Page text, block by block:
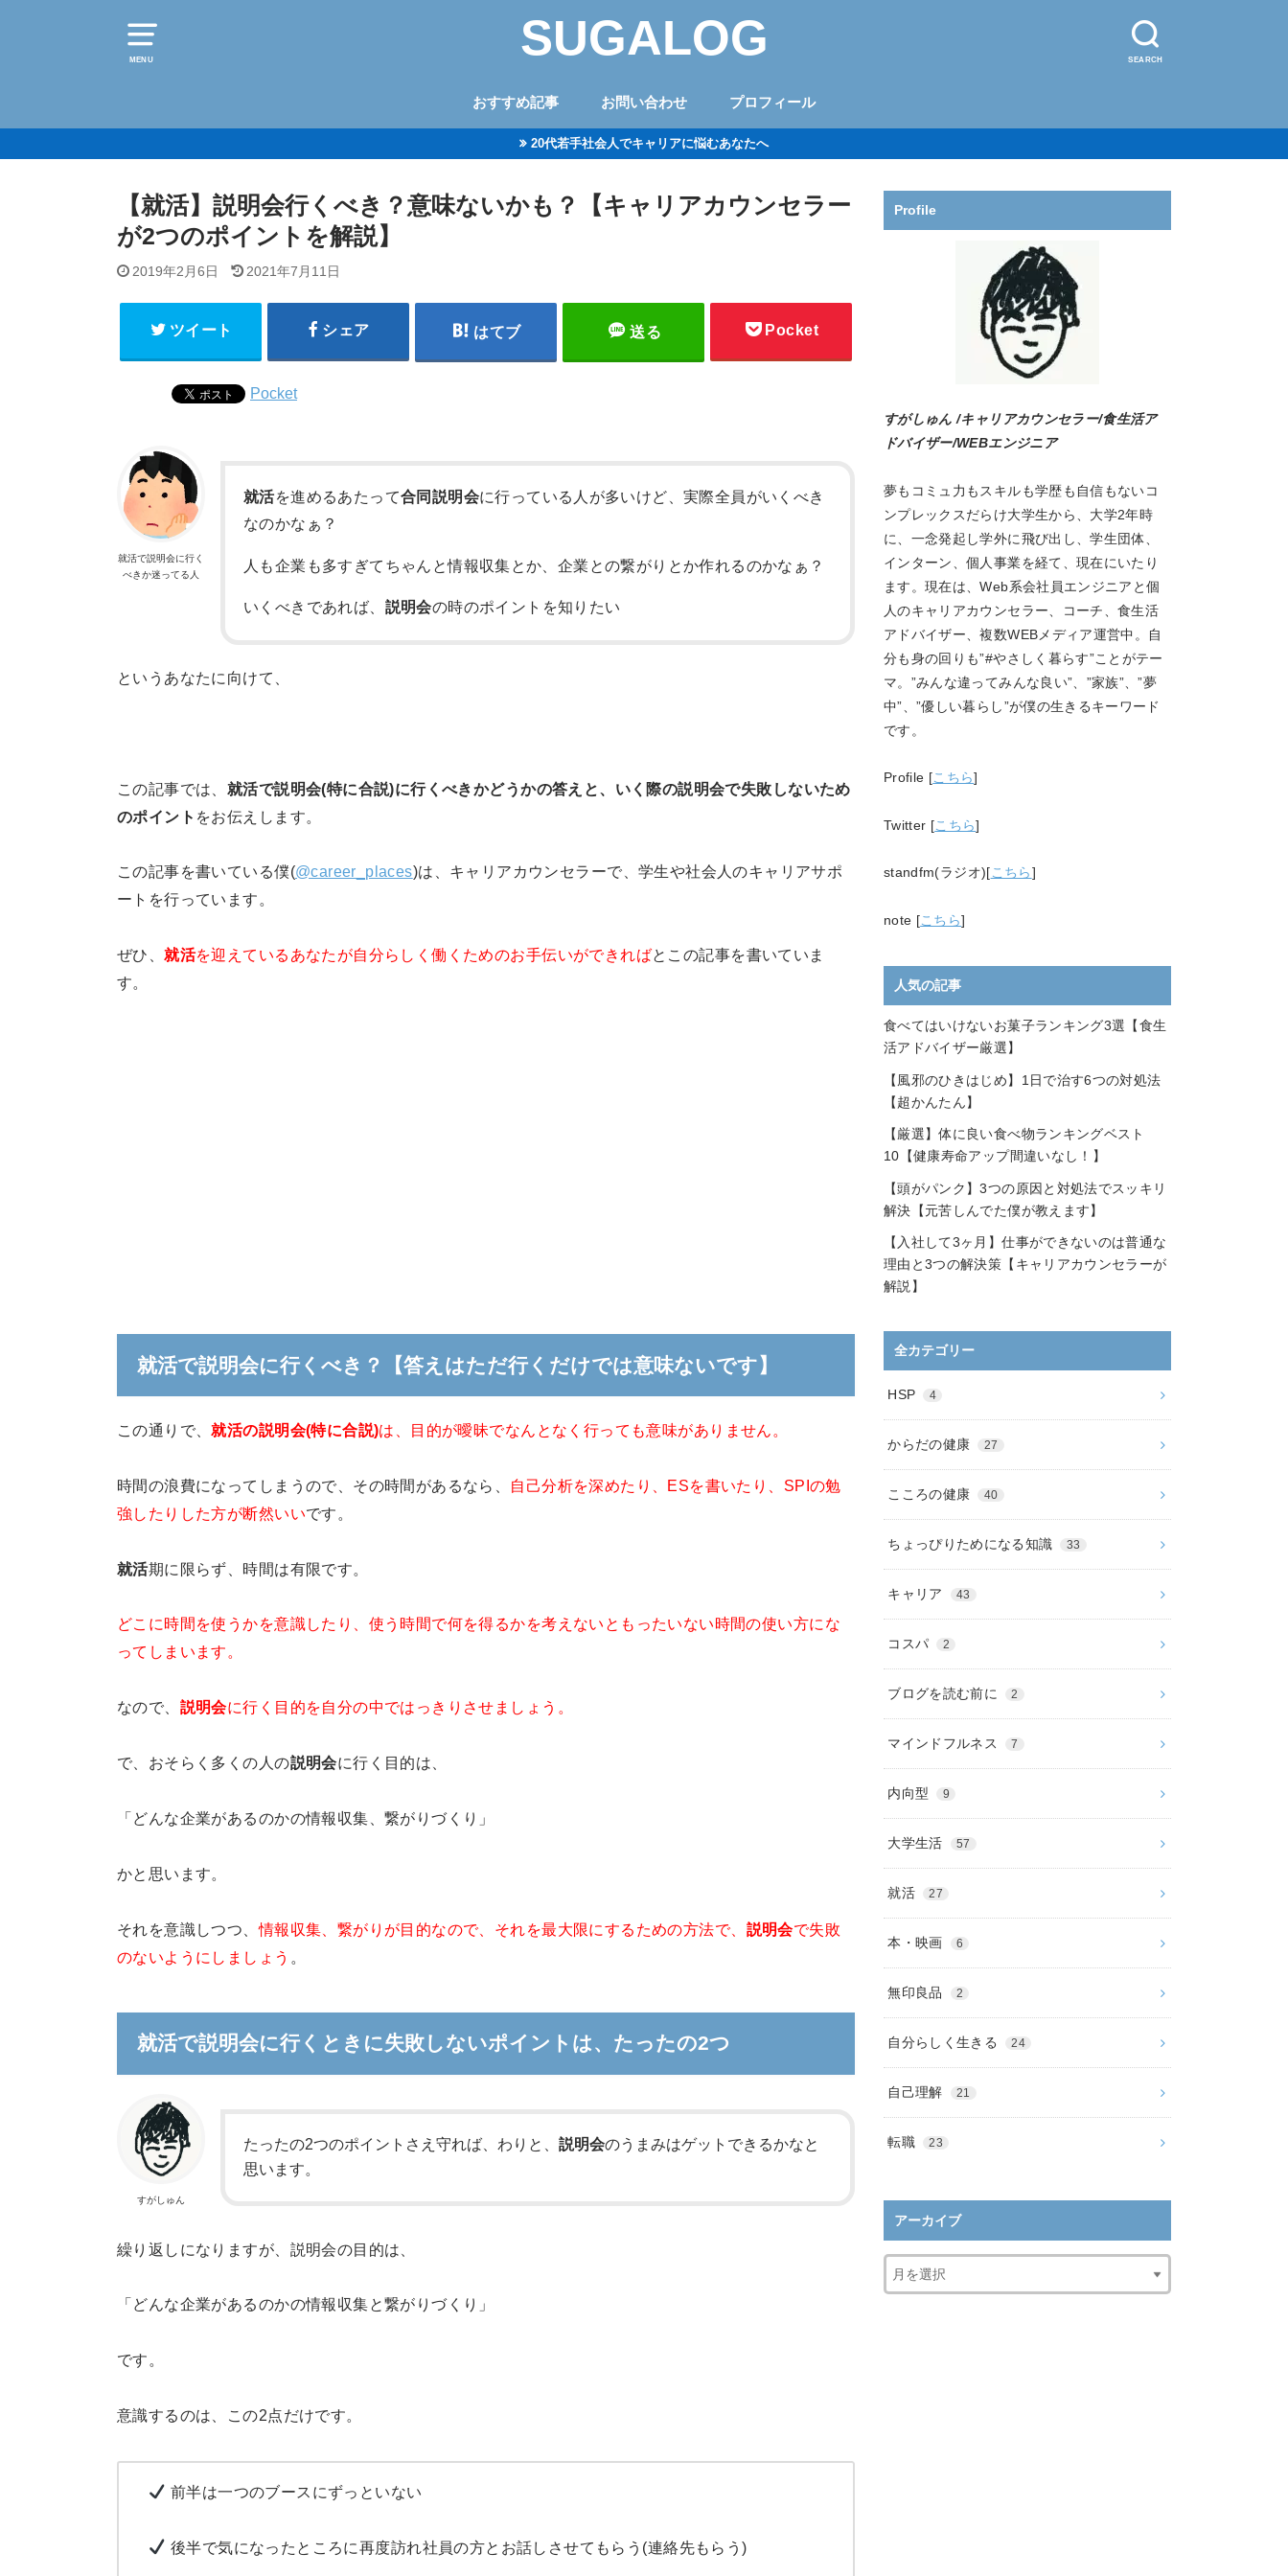
MENU SEARCH
SUGALOG
おすすめ記事 お問い合わせ プロフィール
20代若手社会人でキャリアに悩むあなたへ
【就活】説明会行くべき？意味ないかも？【キャリアカウンセラー
が2つのポイントを解説】
2019年2月6日 2021年7月11日
ツイート シェア はてブ 送る Pocket
Pocket
就活で説明会に行く
べきか迷ってる人
就活を進めるあたって合同説明会に行っている人が多いけど、実際全員がいくべき
なのかなぁ？
人も企業も多すぎてちゃんと情報収集とか、企業との繋がりとか作れるのかなぁ？
いくべきであれば、 説明会の時のポイントを知りたい
というあなたに向けて、
この記事では、 就活で説明会(特に合説)に行くべきかどうかの答えと、いく際の説明会で失敗しないため
のポイント をお伝えします。
この記事を書いている僕(@career_places)は、キャリアカウンセラーで、学生や社会人のキャリアサポ
ートを行っています。
ぜひ、就活を迎えているあなたが自分らしく働くためのお手伝いができればとこの記事を書いていま
す。
就活で説明会に行くべき？【答えはただ行くだけでは意味ないです】
この通りで、就活の説明会(特に合説)は、目的が曖昧でなんとなく行っても意味がありません。
時間の浪費になってしまうので、その時間があるなら、 自己分析を深めたり、ESを書いたり、SPIの勉
強したりした方が断然いいです。
就活期に限らず、時間は有限です。
どこに時間を使うかを意識したり、使う時間で何を得るかを考えないともったいない時間の使い方にな
ってしまいます。
なので、 説明会に行く目的を自分の中ではっきりさせましょう。
で、おそらく多くの人の説明会に行く目的は、
「どんな企業があるのかの情報収集、繋がりづくり」
かと思います。
それを意識しつつ、情報収集、繋がりが目的なので、それを最大限にするための方法で、 説明会で失敗
のないようにしましょう
就活で説明会に行くときに失敗しないポイントは、たったの2つ
すがしゅん
たったの2つのポイントさえ守れば、わりと、説明会のうまみはゲットできるかなと
思います。
繰り返しになりますが、説明会の目的は、
「どんな企業があるのかの情報収集と繋がりづくり」
です。
意識するのは、この2点だけです。
前半は一つのブースにずっといない
後半で気になったところに再度訪れ社員の方とお話しさせてもらう(連絡先もらう)
Profile
すがしゅん /キャリアカウンセラー/食生活ア
ドバイザー/WEBエンジニア
夢もコミュ力もスキルも学歴も自信もないコ
ンプレックスだらけ大学生から、大学2年時
に、一念発起し学外に飛び出し、学生団体、
インターン、個人事業を経て、現在にいたり
ます。現在は、Web系会社員エンジニアと個
人のキャリアカウンセラー、コーチ、食生活
アドバイザー、複数WEB メディア運営中。自
分も身の回りも”#やさしく暮らす”ことがテー
マ。 ”みんな違ってみんな良い” ”家族” 、”夢
中” 、”優しい暮らし”が僕の生きるキーワード
です。
Profile [こちら]
Twitter [こちら]
standfm(ラジオ)[こちら]
note [こちら]
人気の記事
食べてはいけないお菓子ランキング3選【食生
活アドバイザー厳選】
【風邪のひきはじめ】1日で治す6つの対処法
【超かんたん】
【厳選】体に良い食べ物ランキングベスト
10【健康寿命アップ間違いなし！】
【頭がパンク】3つの原因と対処法でスッキリ
解決【元苦しんでた僕が教えます】
【入社して3ヶ月】仕事ができないのは普通な
理由と3つの解決策【キャリアカウンセラーが
解説】
全カテゴリー
HSP 4
からだの健康 27
こころの健康 40
ちょっぴりためになる知識 33
キャリア 43
コスパ 2
ブログを読む前に 2
マインドフルネス 7
内向型 9
大学生活 57
就活 27
本・映画 6
無印良品 2
自分らしく生きる 24
自己理解 21
転職 23
アーカイブ